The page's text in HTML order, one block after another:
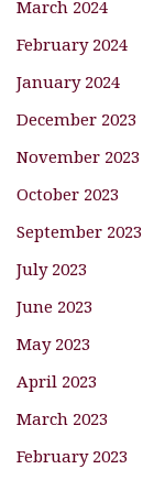
March 2024
February 2024
January 2024
December 2023
November 2023
October 2023
September 2023
July 2023
June 2023
May 2023
April 2023
March 2023
February 2023